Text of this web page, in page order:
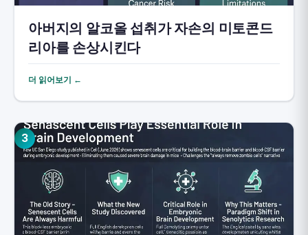
아버지의 알코올 섭취가 자손의 미토콘드
리아를 손상시킨다
더 읽어보기 ←
3